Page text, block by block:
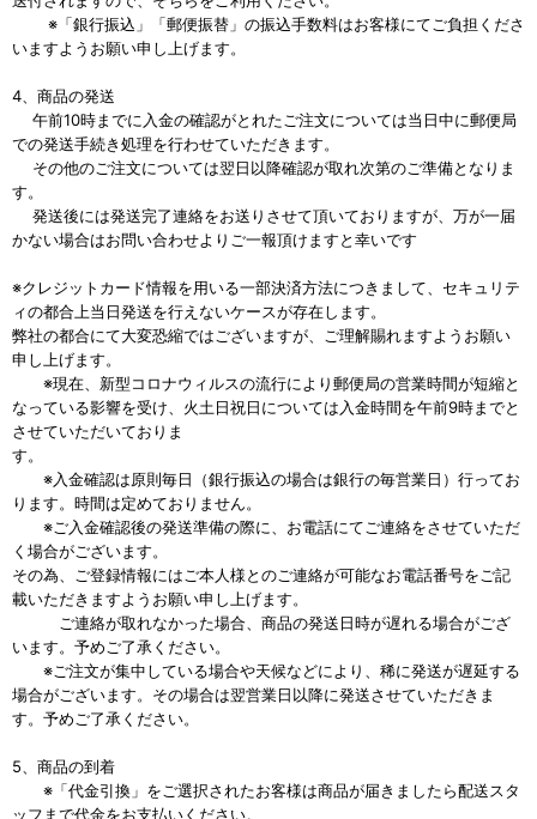
※「銀行振込」「郵便振替」の振込手数料はお客様にてご負担くださ
いますようお願い申し上げます。
4、商品の発送
午前10時までに入金の確認がとれたご注文については当日中に郵便局
での発送手続き処理を行わせていただきます。
その他のご注文については翌日以降確認が取れ次第のご準備となりま
す。
発送後には発送完了連絡をお送りさせて頂いておりますが、万が一届
かない場合はお問い合わせよりご一報頂けますと幸いです
※クレジットカード情報を用いる一部決済方法につきまして、セキュリテ
ィの都合上当日発送を行えないケースが存在します。
弊社の都合にて大変恐縮ではございますが、ご理解賜れますようお願い
申し上げます。
※現在、新型コロナウィルスの流行により郵便局の営業時間が短縮と
なっている影響を受け、火土日祝日については入金時間を午前9時までと
させていただいておりま
す。
※入金確認は原則毎日（銀行振込の場合は銀行の毎営業日）行ってお
ります。時間は定めておりません。
※ご入金確認後の発送準備の際に、お電話にてご連絡をさせていただ
く場合がございます。
その為、ご登録情報にはご本人様とのご連絡が可能なお電話番号をご記
載いただきますようお願い申し上げます。
ご連絡が取れなかった場合、商品の発送日時が遅れる場合がござ
います。予めご了承ください。
※ご注文が集中している場合や天候などにより、稀に発送が遅延する
場合がございます。その場合は翌営業日以降に発送させていただきま
す。予めご了承ください。
5、商品の到着
※「代金引換」をご選択されたお客様は商品が届きましたら配送スタ
ッフまで代金をお支払いください。